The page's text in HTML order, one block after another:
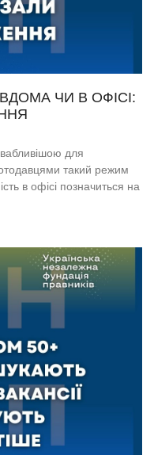
ЧИ В ОФІСІ:
для
такий режим
в офісі позначиться на